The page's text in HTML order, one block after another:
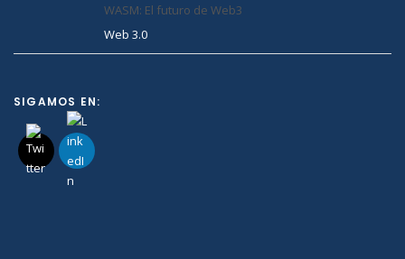
WASM: El futuro de Web3
Web 3.0
SIGAMOS EN: